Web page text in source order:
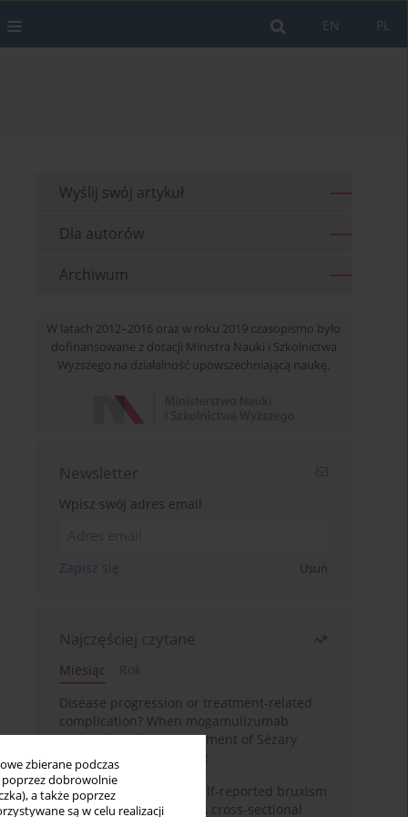
zbierane podczas
poprzez dobrowolnie
a także poprzez
są w celu realizacji
PL
EN
Wyślij swój artykuł
Dla autorów
Archiwum
W latach 2012–2016 oraz w roku 2019 czasopismo było
dofinansowane z dotacji Ministra Nauki i Szkolnictwa
Wyższego na działalność upowszechniającą naukę.
Newsletter
Wpisz swój adres email
Zapisz się Usuń
Najczęściej czytane
Miesiąc
Rok
Disease progression or treatment-related
complication? When mogamulizumab
misleads in the management of Sézary
syndrome: A case report
Personality traits and self-reported bruxism
in university students: A cross-sectional